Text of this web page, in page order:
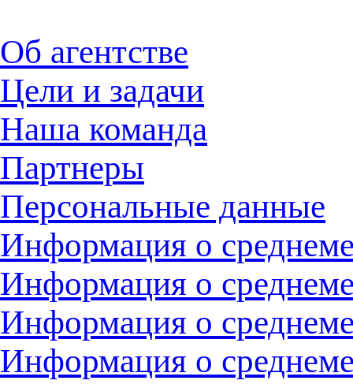
Об агентстве
Цели и задачи
Наша команда
Партнеры
Персональные данные
Информация о
Информация о
Информация о
Информация о